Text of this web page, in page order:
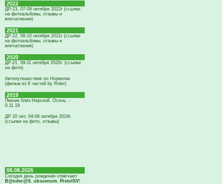
2022
ДР-23, 07-09 октября 2022г (ссылки
на фотоальбомы, отзывы и
впечатления)
2021
ДР-22, 08-10 октября 2021г (ссылки
на фотоальбомы, отзывы и
впечатления)
2020
ДР-21, 09-11 октября 2020г. (ссылки
на фото)
Автопутешествие по Норвегии
(фильм из 6 частей by Rider)
2019
Пикник близ Нерской. Осень. -
9.11.19
ДР 20 лет, 04-06 октября 2019г.
(ссылки на фото, отзывы)
08.08.2026
Сегодня день рождения отмечают
B@nder@S, obscenum, PistolSV!